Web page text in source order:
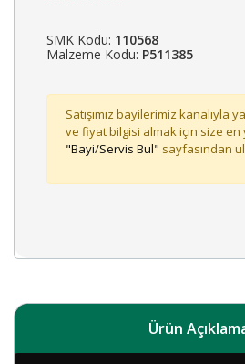
SMK Kodu: 110568
Malzeme Kodu: P511385
Satışımız bayilerimiz kanalıyla
ve fiyat bilgisi almak için size en
"Bayi/Servis Bul" sayfasından
Ürün